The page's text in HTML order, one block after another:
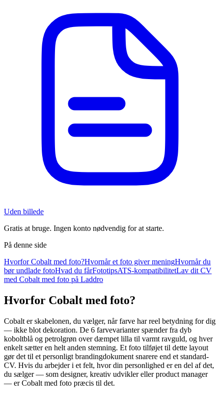
Uden billede
Gratis at bruge. Ingen konto nødvendig for at starte.
På denne side
Hvorfor Cobalt med foto?Hvornår et foto giver meningHvornår du
bør undlade fotoHvad du fårFototipsATS-kompatibilitetLav dit CV
med Cobalt med foto på Laddro
Hvorfor Cobalt med foto?
Cobalt er skabelonen, du vælger, når farve har reel betydning for dig
— ikke blot dekoration. De 6 farvevarianter spænder fra dyb
koboltblå og petrolgrøn over dæmpet lilla til varmt ravguld, og hver
enkelt sætter en helt anden stemning. Et foto tilføjet til dette layout
gør det til et personligt brandingdokument snarere end et standard-
CV. Hvis du arbejder i et felt, hvor din personlighed er en del af det,
du sælger — som designer, kreativ udvikler eller product manager
— er Cobalt med foto præcis til det.